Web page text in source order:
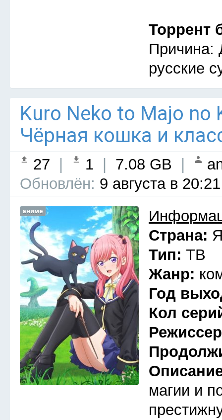
Торрент
Причина:
русские
Kuro Neko to Majo no
Чёрная кошка и
27 1 7.08 GB
Обновлён: 9 августа в 20:21
аниме
Страна:
Тип: ТВ
Жанр:
Год
Кол
магии и